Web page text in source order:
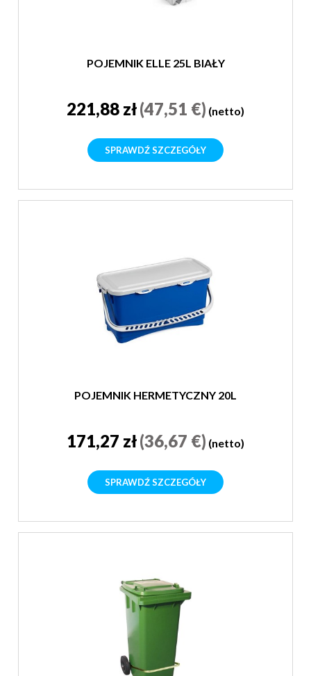
POJEMNIK ELLE 25L BIAŁY
221,88 zł(47,51 €) (netto)
SPRAWDŹ SZCZEGÓŁY
POJEMNIK HERMETYCZNY 20L
171,27 zł(36,67 €) (netto)
SPRAWDŹ SZCZEGÓŁY